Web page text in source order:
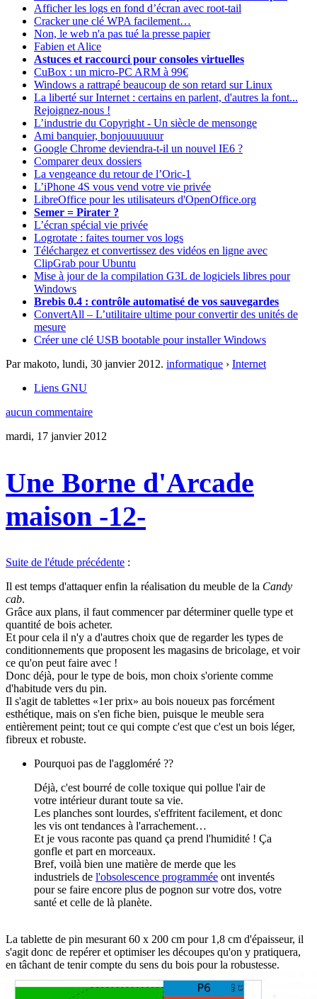
Afficher les logs en fond d’écran avec root-tail
Cracker une clé WPA facilement…
Non, le web n'a pas tué la presse papier
Fabien et Alice
Astuces et raccourci pour consoles virtuelles
CuBox : un micro-PC ARM à 99€
Windows a rattrapé beaucoup de son retard sur Linux
La liberté sur Internet : certains en parlent, d'autres la font...
Rejoignez-nous !
L’industrie du Copyright - Un siècle de mensonge
Ami banquier, bonjouuuuuur
Google Chrome deviendra-t-il un nouvel IE6 ?
Comparer deux dossiers
La vengeance du retour de l’Oric-1
L’iPhone 4S vous vend votre vie privée
LibreOffice pour les utilisateurs d'OpenOffice.org
Semer = Pirater ?
L’écran spécial vie privée
Logrotate : faites tourner vos logs
Téléchargez et convertissez des vidéos en ligne avec
ClipGrab pour Ubuntu
Mise à jour de la compilation G3L de logiciels libres pour
Windows
Brebis 0.4 : contrôle automatisé de vos sauvegardes
ConvertAll – L’utilitaire ultime pour convertir des unités de
mesure
Créer une clé USB bootable pour installer Windows
Par makoto, lundi, 30 janvier 2012. informatique › Internet
Liens GNU
aucun commentaire
mardi, 17 janvier 2012
Une Borne d'Arcade
maison -12-
Suite de l'étude précédente :
Il est temps d'attaquer enfin la réalisation du meuble de la Candy
cab.
Grâce aux plans, il faut commencer par déterminer quelle type et
quantité de bois acheter.
Et pour cela il n'y a d'autres choix que de regarder les types de
conditionnements que proposent les magasins de bricolage, et voir
ce qu'on peut faire avec !
Donc déjà, pour le type de bois, mon choix s'oriente comme
d'habitude vers du pin.
Il s'agit de tablettes «1er prix» au bois noueux pas forcément
esthétique, mais on s'en fiche bien, puisque le meuble sera
entièrement peint; tout ce qui compte c'est que c'est un bois léger,
fibreux et robuste.
Pourquoi pas de l'aggloméré ??
Déjà, c'est bourré de colle toxique qui pollue l'air de
votre intérieur durant toute sa vie.
Les planches sont lourdes, s'effritent facilement, et donc
les vis ont tendances à l'arrachement…
Et je vous raconte pas quand ça prend l'humidité ! Ça
gonfle et part en morceaux.
Bref, voilà bien une matière de merde que les
industriels de l'obsolescence programmée ont inventés
pour se faire encore plus de pognon sur votre dos, votre
santé et celle de là planète.
La tablette de pin mesurant 60 x 200 cm pour 1,8 cm d'épaisseur, il
s'agit donc de repérer et optimiser les découpes qu'on y pratiquera,
en tâchant de tenir compte du sens du bois pour la robustesse.